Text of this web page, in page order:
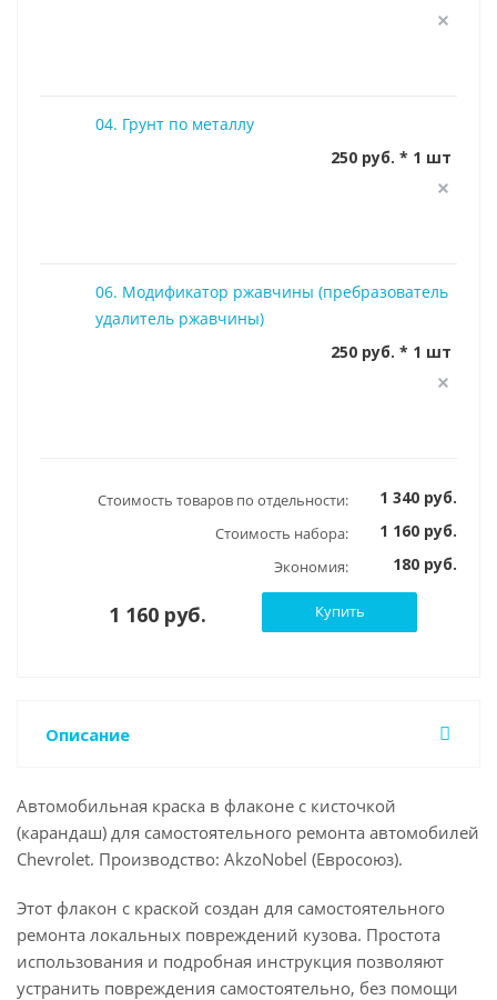
04. Грунт по металлу
250 руб. * 1 шт
06. Модификатор ржавчины (пребразователь
удалитель ржавчины)
250 руб. * 1 шт
Стоимость товаров по отдельности: 1 340 руб.
Стоимость набора: 1 160 руб.
Экономия: 180 руб.
1 160 руб. Купить
Описание
Автомобильная краска в флаконе с кисточкой
(карандаш) для самостоятельного ремонта автомобилей
Chevrolet. Производство: AkzoNobel (Евросоюз).
Этот флакон с краской создан для самостоятельного
ремонта локальных повреждений кузова. Простота
использования и подробная инструкция позволяют
устранить повреждения самостоятельно, без помощи